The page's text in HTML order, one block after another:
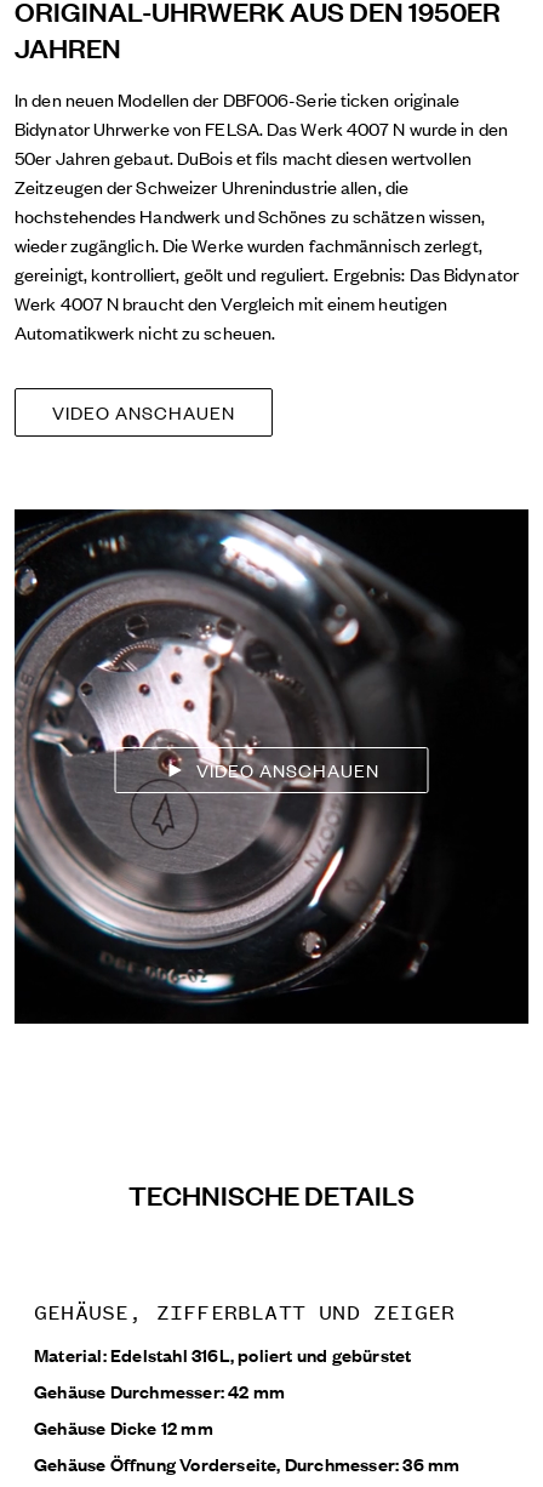
ORIGINAL-UHRWERK AUS DEN 1950ER
JAHREN
In den neuen Modellen der DBF006-Serie ticken originale
Bidynator Uhrwerke von FELSA. Das Werk 4007 N wurde in den
50er Jahren gebaut. DuBois et fils macht diesen wertvollen
Zeitzeugen der Schweizer Uhrenindustrie allen, die
hochstehendes Handwerk und Schönes zu schätzen wissen,
wieder zugänglich. Die Werke wurden fachmännisch zerlegt,
gereinigt, kontrolliert, geölt und reguliert. Ergebnis: Das Bidynator
Werk 4007 N braucht den Vergleich mit einem heutigen
Automatikwerk nicht zu scheuen.
VIDEO ANSCHAUEN
VIDEO ANSCHAUEN
TECHNISCHE DETAILS
GEHÄUSE, ZIFFERBLATT UND ZEIGER
Material: Edelstahl 316L, poliert und gebürstet
Gehäuse Durchmesser: 42 mm
Gehäuse Dicke 12 mm
Gehäuse Öffnung Vorderseite, Durchmesser: 36 mm